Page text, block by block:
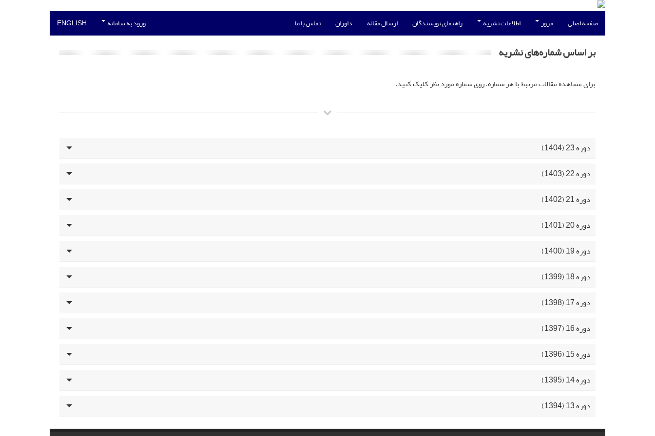
صفحه اصلی مرور اطلاعات نشریه راهنمای نویسندگان ارسال مقاله داوران تماس با ما ورود به سامانه ENGLISH
بر اساس شماره‌های نشریه
برای مشاهده مقالات مرتبط با هر شماره، روی شماره مورد نظر کلیک کنید.
دوره 23 (1404)
دوره 22 (1403)
دوره 21 (1402)
دوره 20 (1401)
دوره 19 (1400)
دوره 18 (1399)
دوره 17 (1398)
دوره 16 (1397)
دوره 15 (1396)
دوره 14 (1395)
دوره 13 (1394)